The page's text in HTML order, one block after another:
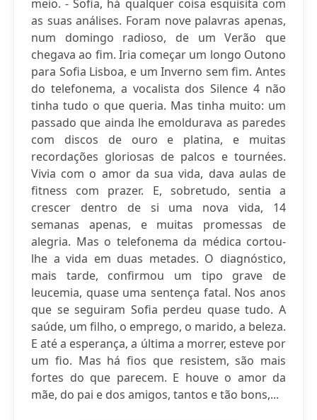
meio. - Sofia, há qualquer coisa esquisita com
as suas análises. Foram nove palavras apenas,
num domingo radioso, de um Verão que
chegava ao fim. Iria começar um longo Outono
para Sofia Lisboa, e um Inverno sem fim. Antes
do telefonema, a vocalista dos Silence 4 não
tinha tudo o que queria. Mas tinha muito: um
passado que ainda lhe emoldurava as paredes
com discos de ouro e platina, e muitas
recordações gloriosas de palcos e tournées.
Vivia com o amor da sua vida, dava aulas de
fitness com prazer. E, sobretudo, sentia a
crescer dentro de si uma nova vida, 14
semanas apenas, e muitas promessas de
alegria. Mas o telefonema da médica cortou-
lhe a vida em duas metades. O diagnóstico,
mais tarde, confirmou um tipo grave de
leucemia, quase uma sentença fatal. Nos anos
que se seguiram Sofia perdeu quase tudo. A
saúde, um filho, o emprego, o marido, a beleza.
E até a esperança, a última a morrer, esteve por
um fio. Mas há fios que resistem, são mais
fortes do que parecem. E houve o amor da
mãe, do pai e dos amigos, tantos e tão bons,...